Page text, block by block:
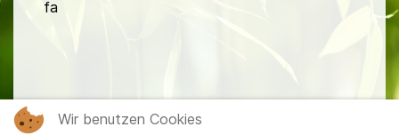
fa
Wir benutzen Cookies